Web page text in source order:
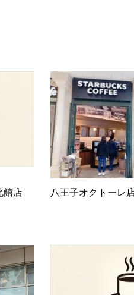
館店 八王子オクトーレ